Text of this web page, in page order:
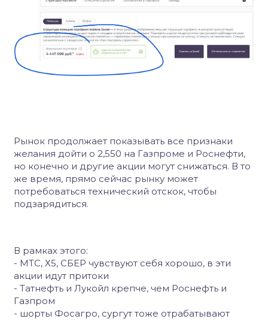
Рынок продолжает показывать все признаки
желания дойти о 2,550 на Газпроме и Роснефти,
но конечно и другие акции могут снижаться. В то
же время, прямо сейчас рынку может
потребоваться технический отскок, чтобы
подзарядиться.
В рамках этого:
- МТС, Х5, СБЕР чувствуют себя хорошо, в эти
акции идут притоки
- Татнефть и Лукойл крепче, чем Роснефть и
Газпром
- шорты Фосагро, сургут тоже отрабатывают